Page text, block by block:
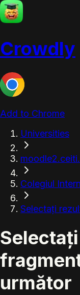
Crowdly
Add to Chrome
Universities
Colegiul
Selectați
următor